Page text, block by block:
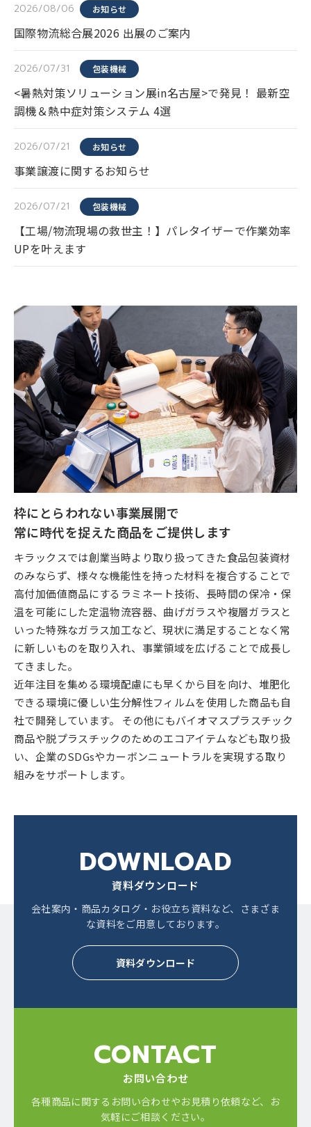
2026/08/06 お知らせ
国際物流総合展2026 出展のご案内
2026/07/31 包装機械
<暑熱対策ソリューション展in名古屋>で発見！ 最新空
調機＆熱中症対策システム 4選
2026/07/21 お知らせ
事業譲渡に関するお知らせ
2026/07/21 包装機械
【工場/物流現場の救世主！】パレタイザーで作業効率
UPを叶えます
枠にとらわれない事業展開で
常に時代を捉えた商品をご提供します
キラックスでは創業当時より取り扱ってきた食品包装資材
のみならず、様々な機能性を持った材料を複合することで
高付加価値商品にするラミネート技術、長時間の保冷・保
温を可能にした定温物流容器、曲げガラスや複層ガラスと
いった特殊なガラス加工など、現状に満足することなく常
に新しいものを取り入れ、事業領域を広げることで成長し
てきました。
近年注目を集める環境配慮にも早くから目を向け、堆肥化
できる環境に優しい生分解性フィルムを使用した商品も自
社で開発しています。 その他にもバイオマスプラスチック
商品や脱プラスチックのためのエコアイテムなども取り扱
い、企業のSDGsやカーボンニュートラルを実現する取り
組みをサポートします。
DOWNLOAD
資料ダウンロード
会社案内・商品カタログ・お役立ち資料など、
さまざま
な資料をご用意しております。
資料ダウンロード
CONTACT
お問い合わせ
各種商品に関するお問い合わせやお見積り依頼など、
お
気軽にご相談ください。